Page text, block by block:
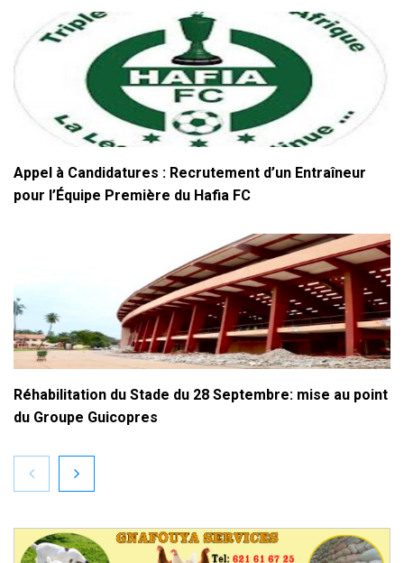
Appel à Candidatures : Recrutement d’un Entraîneur
pour l’Équipe Première du Hafia FC
Réhabilitation du Stade du 28 Septembre: mise au point
du Groupe Guicopres